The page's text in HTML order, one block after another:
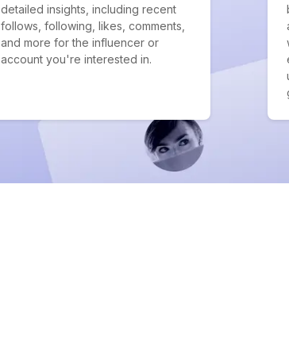
detailed insights, including recent
follows, following, likes, comments,
and more for the influencer or
account you're interested in.